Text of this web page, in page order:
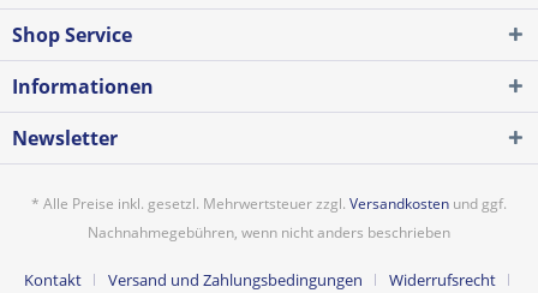
Shop Service
Informationen
Newsletter
* Alle Preise inkl. gesetzl. Mehrwertsteuer zzgl. Versandkosten und ggf.
Nachnahmegebühren, wenn nicht anders beschrieben
Kontakt Versand und Zahlungsbedingungen Widerrufsrecht